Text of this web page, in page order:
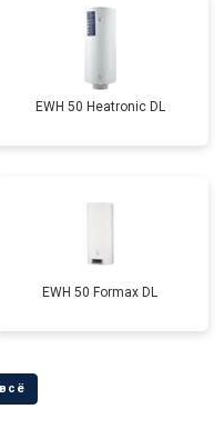
EWH 50 Heatronic DL
EWH 50 Formax DL